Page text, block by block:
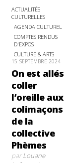
ACTUALITÉS
CULTURELLES
AGENDA CULTUREL
COMPTES RENDUS
D'EXPOS
CULTURE & ARTS
15 SEPTEMBRE 2024
On est allés
coller
l’oreille aux
colimaçons
de la
collective
Phèmes
parLouane